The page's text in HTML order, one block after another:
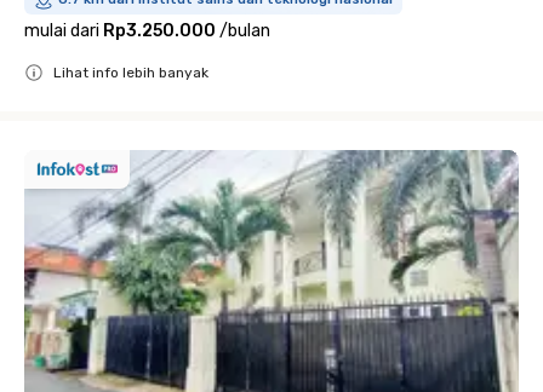
mulai dari Rp3.250.000 /bulan
Lihat info lebih banyak